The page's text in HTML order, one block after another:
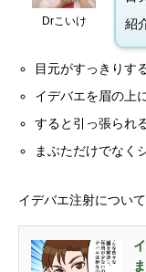
Drこいけ
紹
目元がすっきりす
イデバエを眉の上
すると引っ張られ
まぶただけでなく
イデバエ注射について